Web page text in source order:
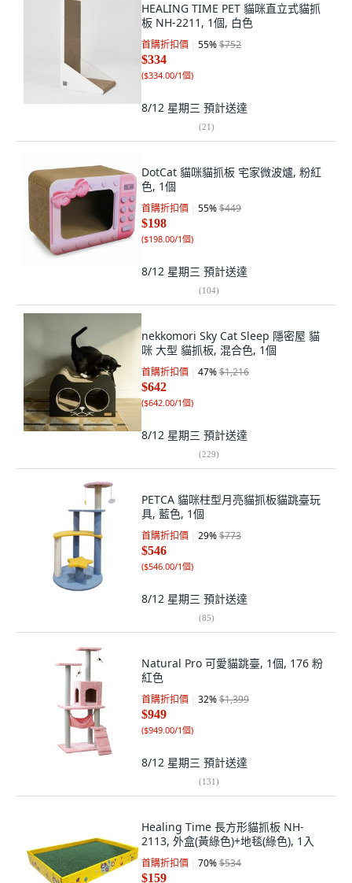
HEALING TIME PET 貓咪直立式貓抓
板 NH-2211, 1個, 白色
首購折扣價 55%$752
$334
($334.00/1個)
8/12 星期三 預計送達
(21)
DotCat 貓咪貓抓板 宅家微波爐, 粉紅
色, 1個
首購折扣價 55%$449
$198
($198.00/1個)
8/12 星期三 預計送達
(104)
nekkomori Sky Cat Sleep 隱密屋 貓
咪 大型 貓抓板, 混合色, 1個
首購折扣價 47%$1,216
$642
($642.00/1個)
8/12 星期三 預計送達
(229)
PETCA 貓咪柱型月亮貓抓板貓跳臺玩
具, 藍色, 1個
首購折扣價 29%$773
$546
($546.00/1個)
8/12 星期三 預計送達
(85)
Natural Pro 可愛貓跳臺, 1個, 176 粉
紅色
首購折扣價 32%$1,399
$949
($949.00/1個)
8/12 星期三 預計送達
(131)
Healing Time 長方形貓抓板 NH-
2113, 外盒(黃綠色)+地毯(綠色), 1入
首購折扣價 70%$534
$159